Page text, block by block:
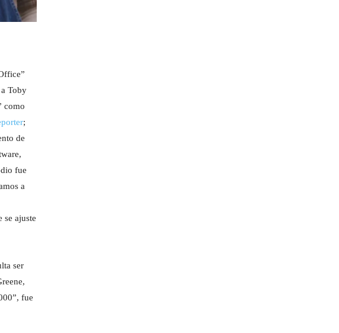
Toby
como
;
de
fue
a
se ajuste
ser
fue